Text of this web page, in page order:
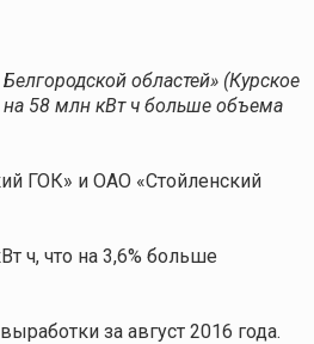
областей» (Курское
на 58 млн кВт ч больше объема
ГОК» и ОАО «Стойленский
ч, что на 3,6% больше
за август 2016 года.